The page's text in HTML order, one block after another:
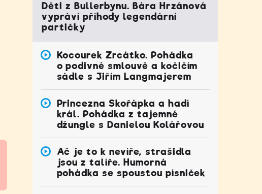
Děti z Bullerbynu. Bára Hrzánová
vypráví příhody legendární
partičky
Kocourek Zrcátko. Pohádka
o podivné smlouvě a kočičím
sádle s Jiřím Langmajerem
Princezna Skořápka a hadí
král. Pohádka z tajemné
džungle s Danielou Kolářovou
Ač je to k nevíře, strašidla
jsou z talíře. Humorná
pohádka se spoustou písniček